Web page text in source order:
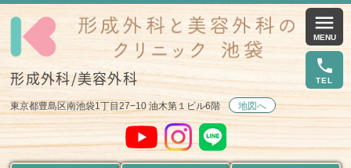
menu
形成外科/美容外科
東京都豊島区南池袋1丁目27−10 油木第１ビル6階 地図へ
local_phone